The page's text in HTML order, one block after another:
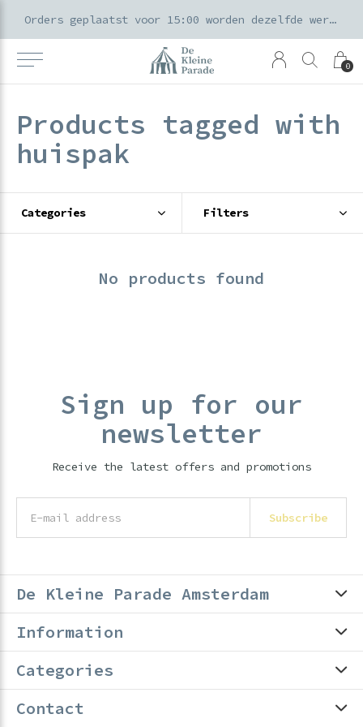
0
Orders geplaatst voor 15:00 worden dezelfde werkdag verzonden
Products tagged with
huispak
Categories Filters
No products found
Sign up for our
newsletter
Receive the latest offers and promotions
Subscribe
De Kleine Parade Amsterdam
Information
Categories
Contact